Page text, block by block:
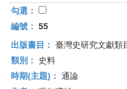
勾選：
編號： 55
出版書目： 臺灣史研究文獻類
類別：
史料
時期(主題)： 通論